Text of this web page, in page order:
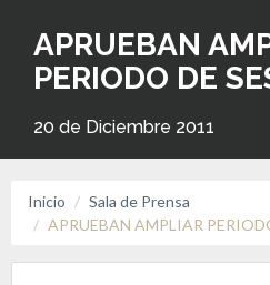
APRUEBAN
PERIODO DE
20 de Diciembre 2011
Inicio
Sala de Prensa
APRUEBAN AMPLIAR